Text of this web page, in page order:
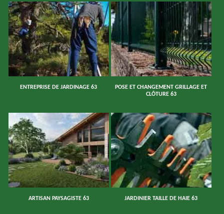
ENTREPRISE DE JARDINAGE 63
POSE ET CHANGEMENT GRILLAGE ET
CLÔTURE 63
ARTISAN PAYSAGISTE 63 JARDINIER TAILLE DE HAIE 63